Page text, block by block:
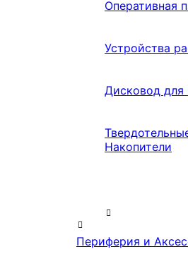
Оперативная
Устройства
Дисковод для
Накопители
Периферия и